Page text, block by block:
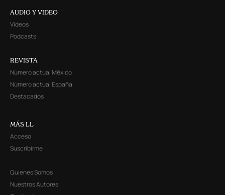
AUDIO Y VIDEO
Videos
Podcasts
REVISTA
Número actual México
Número actual España
Destacados
MÁS LL
Acceso
Suscribirme
Quienes Somos
Nuestros Autores